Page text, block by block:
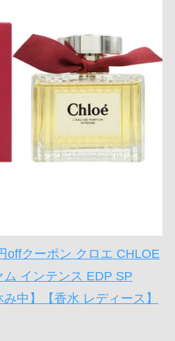
offクーポン クロエ CHLOE
インテンス EDP SP
中】【香水 レディース】